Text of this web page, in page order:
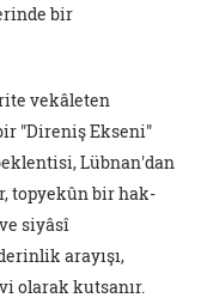
bir
vekâleten
"Direniş Ekseni"
Lübnan'dan
topyekûn bir hak-
siyâsî
arayışı,
olarak kutsanır.